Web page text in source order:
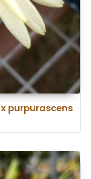
purpurascens